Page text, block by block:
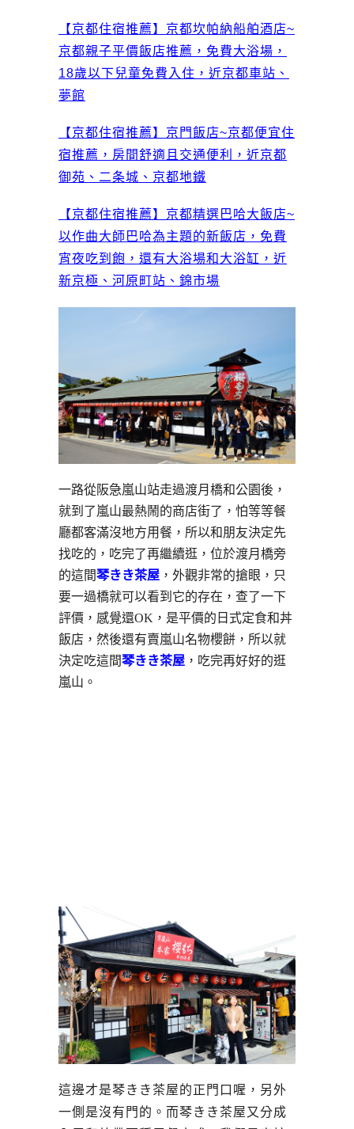
【京都住宿推薦】京都坎帕納船舶酒店~
京都親子平價飯店推薦，免費大浴場，
18歲以下兒童免費入住，近京都車站、
夢館
【京都住宿推薦】京門飯店~京都便宜住
宿推薦，房間舒適且交通便利，近京都
御苑、二条城、京都地鐵
【京都住宿推薦】京都精選巴哈大飯店~
以作曲大師巴哈為主題的新飯店，免費
宵夜吃到飽，還有大浴場和大浴缸，近
新京極、河原町站、錦市場
一路從阪急嵐山站走過渡月橋和公園後，
就到了嵐山最熱鬧的商店街了，怕等等餐
廳都客滿沒地方用餐，所以和朋友決定先
找吃的，吃完了再繼續逛，位於渡月橋旁
的這間琴きき茶屋 ，外觀非常的搶眼，只
要一過橋就可以看到它的存在，查了一下
評價，感覺還OK，是平價的日式定食和丼
飯店，然後還有賣嵐山名物櫻餅，所以就
決定吃這間琴きき茶屋 ，吃完再好好的逛
嵐山。
這邊才是琴きき茶屋的正門口喔，另外
一側是沒有門的。而琴きき茶屋又分成